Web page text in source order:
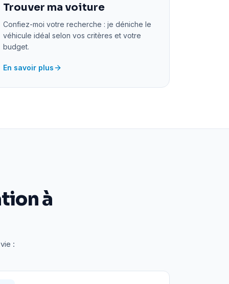
Trouver ma voiture
Confiez-moi votre recherche : je déniche le
véhicule idéal selon vos critères et votre
budget.
En savoir plus
à
: